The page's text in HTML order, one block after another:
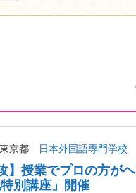
京都 日本外国語専門学校
】授業でプロの方が
別講座」開催